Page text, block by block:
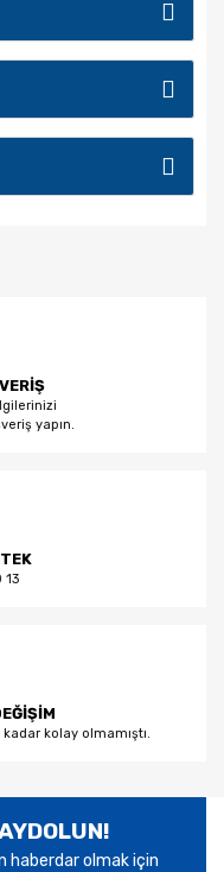
yapın.
13
kolay olmamıştı.
haberdar olmak için